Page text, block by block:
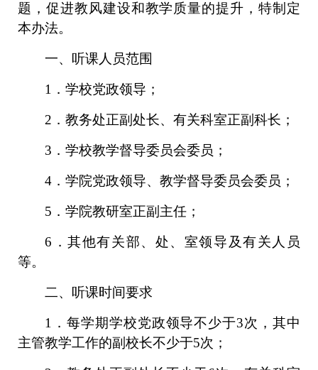
题，促进教风建设和教学质量的提升，特制定
本办法。
一、听课人员范围
1．学校党政领导；
2．教务处正副处长、有关科室正副科长；
3．学校教学督导委员会委员；
4．学院党政领导、教学督导委员会委员；
5．学院教研室正副主任；
6．其他有关部、处、室领导及有关人员
等。
二、听课时间要求
1．每学期学校党政领导不少于3次，其中
主管教学工作的副校长不少于5次；